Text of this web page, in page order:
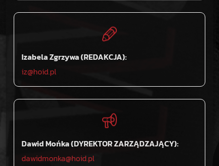
Izabela Zgrzywa (REDAKCJA):
iz@hoid.pl
Dawid Mońka (DYREKTOR ZARZĄDZAJĄCY):
dawidmonka@hoid.pl